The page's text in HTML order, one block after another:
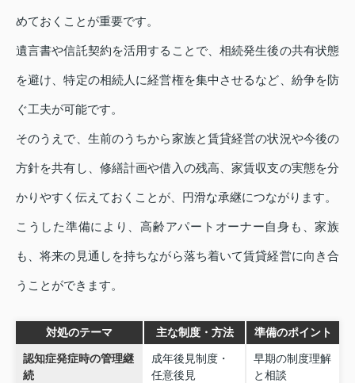
めておくことが重要です。
遺言書や信託契約を活用することで、相続発生後の共有状態
を避け、特定の相続人に経営権を集中させるなど、紛争を防
ぐ工夫が可能です。
そのうえで、生前のうちから家族と賃貸経営の状況や今後の
方針を共有し、修繕計画や借入の残高、家賃収支の実態を分
かりやすく伝えておくことが、円滑な承継につながります。
こうした準備により、高齢アパートオーナー自身も、家族
も、将来の見通しを持ちながら落ち着いて賃貸経営に向き合
うことができます。
対処のテーマ 主な制度・方法 準備のポイント
認知症発症時の管理継
続
成年後見制度・
任意後見
早期の制度理解
と相談